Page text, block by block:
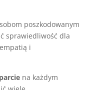
poszkodowanym
sprawiedliwość dla
i
na każdym